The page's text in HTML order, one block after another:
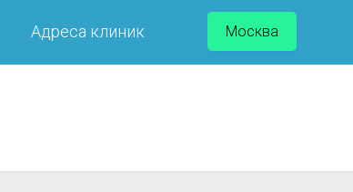
Адреса клиник Москва